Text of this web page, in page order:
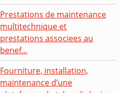
Prestations de maintenance
multitechnique et
prestations associees au
benef...
Fourniture, installation,
maintenance d’une